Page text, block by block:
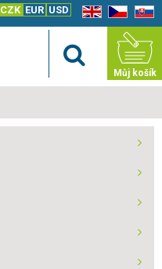
EN CZ SK
CZK EUR USD
Můj košík